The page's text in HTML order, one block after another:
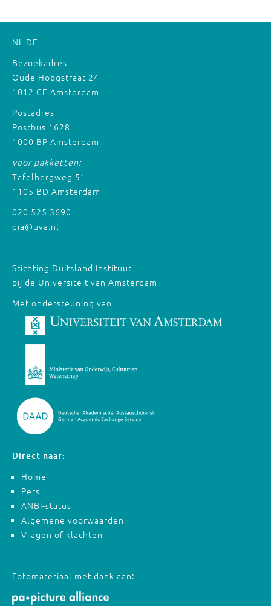
NL DE
Bezoekadres
Oude Hoogstraat 24
1012 CE Amsterdam
Postadres
Postbus 1628
1000 BP Amsterdam
voor pakketten:
Tafelbergweg 51
1105 BD Amsterdam
020 525 3690
dia@uva.nl
Stichting Duitsland Instituut
bij de Universiteit van Amsterdam
Met ondersteuning van
Direct naar:
Home
Pers
ANBI-status
Algemene voorwaarden
Vragen of klachten
Fotomateriaal met dank aan: